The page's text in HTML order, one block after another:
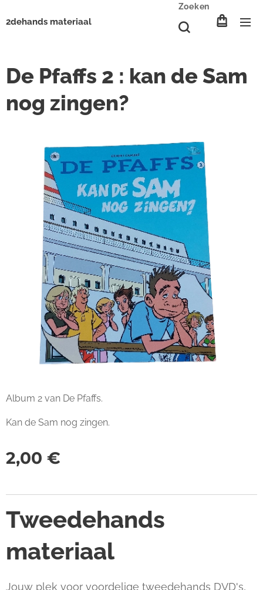
2dehands materiaal
Zoeken
De Pfaffs 2 : kan de Sam
nog zingen?
Album 2 van De Pfaffs.
Kan de Sam nog zingen.
2,00 €
Tweedehands
materiaal
Jouw plek voor voordelige tweedehands DVD's,